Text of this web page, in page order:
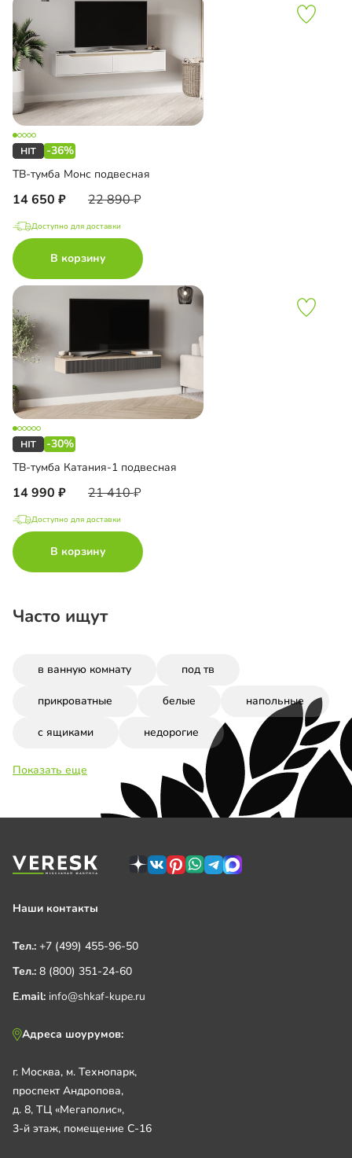
-36%
ТВ-тумба Монс подвесная
14 650 22 890
Доступно для доставки
В корзину
-30%
ТВ-тумба Катания-1 подвесная
14 990 21 410
Доступно для доставки
В корзину
Часто ищут
в ванную комнату под тв
прикроватные белые напольные
с ящиками недорогие
Показать еще
Наши контакты
Тел.: +7 (499) 455-96-50
Тел.: 8 (800) 351-24-60
E.mail: info@shkaf-kupe.ru
Адреса шоурумов:
г. Москва, м. Технопарк,
проспект Андропова,
д. 8, ТЦ «Мегаполис»,
3-й этаж, помещение С-16